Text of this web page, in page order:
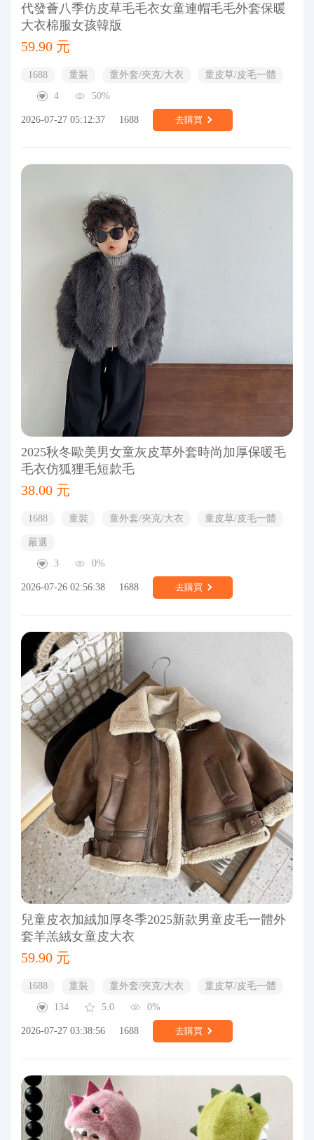
代發薈八季仿皮草毛毛衣女童連帽毛毛外套保暖
大衣棉服女孩韓版
59.90 元
1688 童裝 童外套/夾克/大衣
童皮草/皮毛一體
4
50%
2026-07-27 05:12:37 1688 去購買
2025秋冬歐美男女童灰皮草外套時尚加厚保暖毛
毛衣仿狐狸毛短款毛
38.00 元
1688 童裝 童外套/夾克/大衣 童皮草/皮毛一體
嚴選
3
0%
2026-07-26 02:56:38 1688 去購買
兒童皮衣加絨加厚冬季2025新款男童皮毛一體外
套羊羔絨女童皮大衣
59.90 元
1688 童裝 童外套/夾克/大衣
童皮草/皮毛一體
134
5.0 0%
2026-07-27 03:38:56 1688 去購買